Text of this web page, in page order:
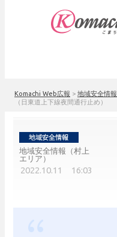
Komachi Web広報 > 地域安全情報
（日東道上下線夜間通行止め）
地域安全情報（村上
エリア）
2022.10.11 16:03